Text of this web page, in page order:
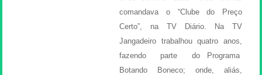
comandava o “Clube do Preço
Certo”, na TV Diário. Na TV
Jangadeiro trabalhou quatro anos,
fazendo parte do Programa
Botando Boneco; onde, aliás,